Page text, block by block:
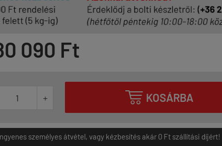
090 Ft
  KOSÁRBA
személyes átvétel, vagy kézbesítés akár 0 Ft szállítási díjért!